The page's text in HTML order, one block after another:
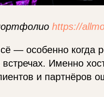
https://
— особенно когда
Именно
и партнёров